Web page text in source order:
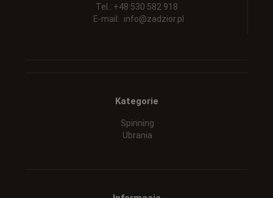
Tel.: +48 530 582 918
E-mail: info@zadzior.pl
Kategorie
Spinning
Ubrania